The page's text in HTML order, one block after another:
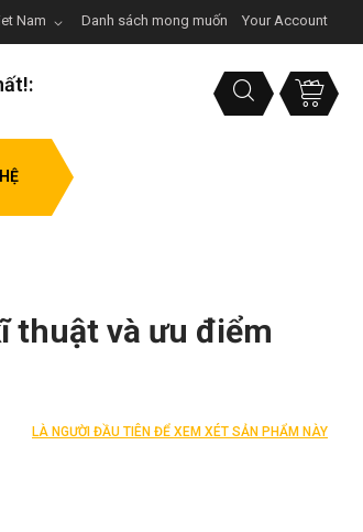
Danh sách mong muốn Your Account
Nam
thuật và ưu điểm
LÀ NGƯỜI ĐẦU TIÊN ĐỂ XEM XÉT SẢN PHẨM NÀY